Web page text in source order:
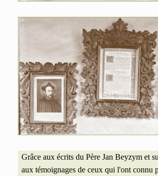
Grâce aux écrits du Père Jan Beyzym et
aux témoignages de ceux qui l'ont connu